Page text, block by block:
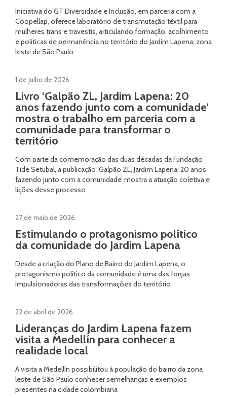
Iniciativa do GT Diversidade e Inclusão, em parceria com a
Coopellap, oferece laboratório de transmutação têxtil para
mulheres trans e travestis, articulando formação, acolhimento
e políticas de permanência no território do Jardim Lapena, zona
leste de São Paulo
1 de julho de 2026
Livro ‘Galpão ZL, Jardim Lapena: 20
anos fazendo junto com a comunidade’
mostra o trabalho em parceria com a
comunidade para transformar o
território
Com parte da comemoração das duas décadas da Fundação
Tide Setubal, a publicação ‘Galpão ZL, Jardim Lapena: 20 anos
fazendo junto com a comunidade’ mostra a atuação coletiva e
lições desse processo
27 de maio de 2026
Estimulando o protagonismo político
da comunidade do Jardim Lapena
Desde a criação do Plano de Bairro do Jardim Lapena, o
protagonismo político da comunidade é uma das forças
impulsionadoras das transformações do território
22 de abril de 2026
Lideranças do Jardim Lapena fazem
visita a Medellín para conhecer a
realidade local
A visita a Medellín possibilitou à população do bairro da zona
leste de São Paulo conhecer semelhanças e exemplos
presentes na cidade colombiana